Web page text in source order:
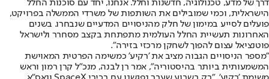
דרך של מדע, טכנולוגיה, חדשנות וחלל. אנחנו, יחד עם סוכנות החלל
הישראלית, וכמי שמובילים את השותפות של משרדי הממשלה בפרויקט,
פועלים לסייע במימון של חלק מהניסויים המדעיים שנבחרו. בשנים
האחרונות תעשיית החלל העולמית מתפתחת בקצב מסחרר ולישראל
פוטנציאל עצום להפוך לשחקן מרכזי בזירה".
"מספר הניסויים הגבוה מציב את 'רקיע' כמשימה הפרטית המאוישת
המשמעותית ביותר בהיסטוריה", אמר רן לבנה, מנכ"ל קרן רמון וראש